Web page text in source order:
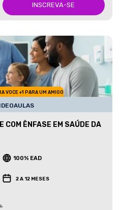
INSCREVA-SE
VOCE +1 PARA UM AMIGO
COM ÊNFASE EM SAÚDE DA
100% EAD
2 A 12 MESES